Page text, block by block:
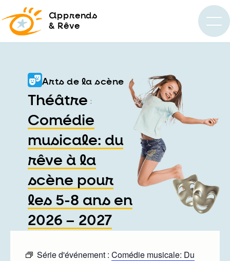
apprends
& Rêve
Arts de la scène
Théâtre :
Comédie
musicale: du
rêve à la
scène pour
les 5-8 ans en
2026 – 2027
Série d'événement : Comédie musicale: Du